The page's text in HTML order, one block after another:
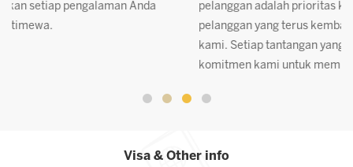
pelanggan adalah prioritas kami, terbukti dari banyaknya
pelanggan yang terus kembali setelah menggunakan jasa
kami. Setiap tantangan yang kami hadapi telah memperkuat
komitmen kami untuk memberikan layanan luar biasa.
Visa & Other info